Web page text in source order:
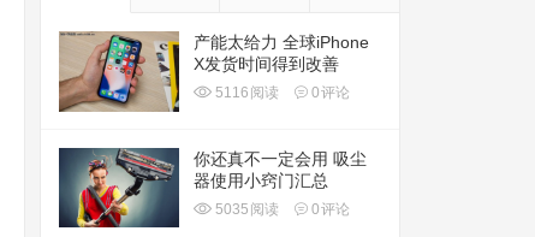
产能太给力 全球iPhone
X发货时间得到改善
5116 阅读 0评论
你还真不一定会用 吸尘
器使用小窍门汇总
5035 阅读 0评论